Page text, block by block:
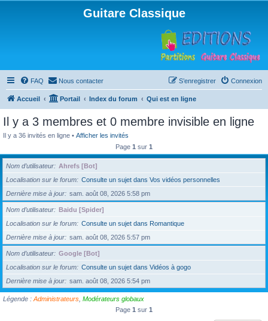
Guitare Classique
FAQ Nous contacter Connexion
S’enregistrer
Accueil Portail Index du forum Qui est en ligne
Il y a 3 membres et 0 membre invisible en ligne
Il y a 36 invités en ligne • Afficher les invités
Page 1 sur 1
Nom d’utilisateur
Ahrefs [Bot]
Localisation sur le forum
Consulte un sujet dans Vos vidéos personnelles
Dernière mise à jour
sam. août 08, 2026 5:58 pm
Nom d’utilisateur
Baidu [Spider]
Localisation sur le forum
Consulte un sujet dans Romantique
Dernière mise à jour
sam. août 08, 2026 5:57 pm
Nom d’utilisateur
Google [Bot]
Localisation sur le forum
Consulte un sujet dans Vidéos à gogo
Dernière mise à jour
sam. août 08, 2026 5:54 pm
Légende : Administrateurs Modérateurs globaux
Page 1 sur 1